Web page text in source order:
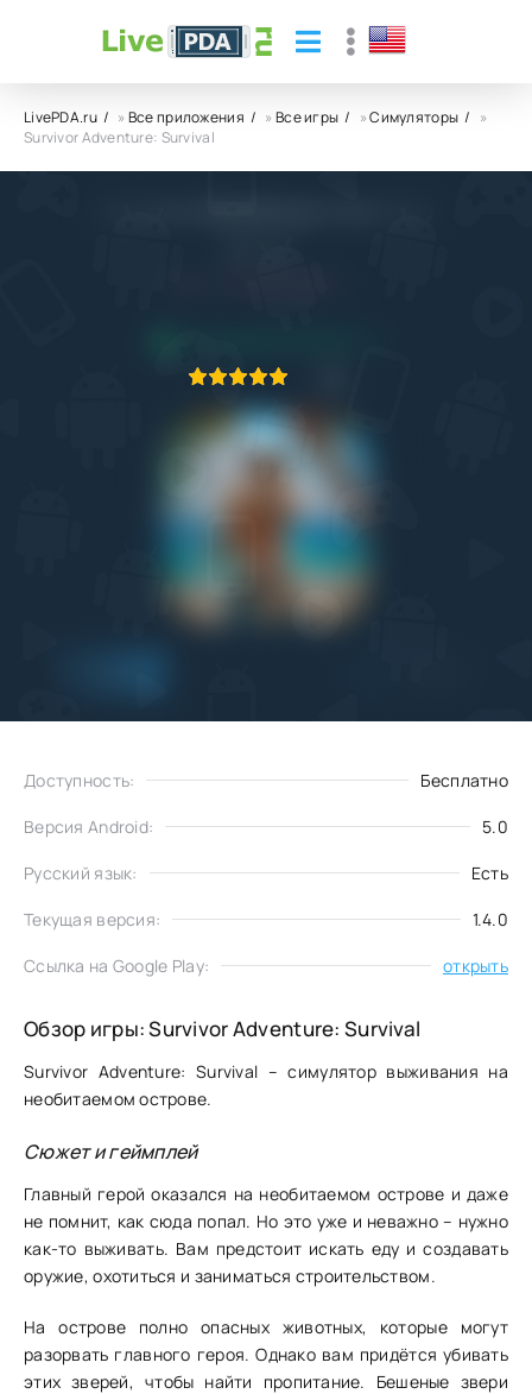
LivePDA.ru »Все приложения »Все игры »Симуляторы
»
Survivor Adventure: Survival
Доступность: Бесплатно
Версия Android: 5.0
Русский язык: Есть
Текущая версия: 1.4.0
Ссылка на Google Play: открыть
Обзор игры: Survivor Adventure: Survival
Survivor Adventure: Survival – симулятор выживания на
необитаемом острове.
Сюжет и геймплей
Главный герой оказался на необитаемом острове и даже
не помнит, как сюда попал. Но это уже и неважно – нужно
как-то выживать. Вам предстоит искать еду и создавать
оружие, охотиться и заниматься строительством.
На острове полно опасных животных, которые могут
разорвать главного героя. Однако вам придётся убивать
этих зверей, чтобы найти пропитание. Бешеные звери